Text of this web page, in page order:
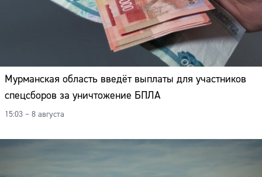
Мурманская область введёт выплаты для участников
спецсборов за уничтожение БПЛА
15:03 – 8 августа